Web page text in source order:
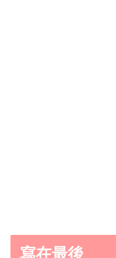
寫在最後